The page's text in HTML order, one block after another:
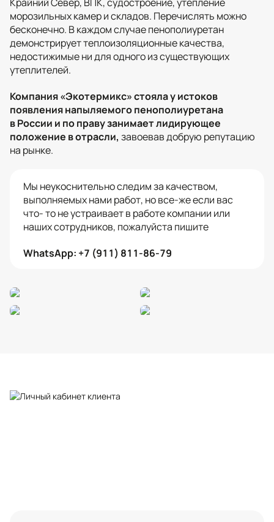
Крайний Север, ВПК, судостроение, утепление
морозильных камер и складов. Перечислять можно
бесконечно. В каждом случае пенополиуретан
демонстрирует теплоизоляционные качества,
недостижимые ни для одного из существующих
утеплителей.
Компания «Экотермикс» стояла у истоков
появления напыляемого пенополиуретана
в России и по праву занимает лидирующее
положение в отрасли, завоевав добрую репутацию
на рынке.
Мы неукоснительно следим за качеством,
выполняемых нами работ, но все-же если вас
что- то не устраивает в работе компании или
наших сотрудников, пожалуйста пишите
WhatsApp: +7 (911) 811-86-79